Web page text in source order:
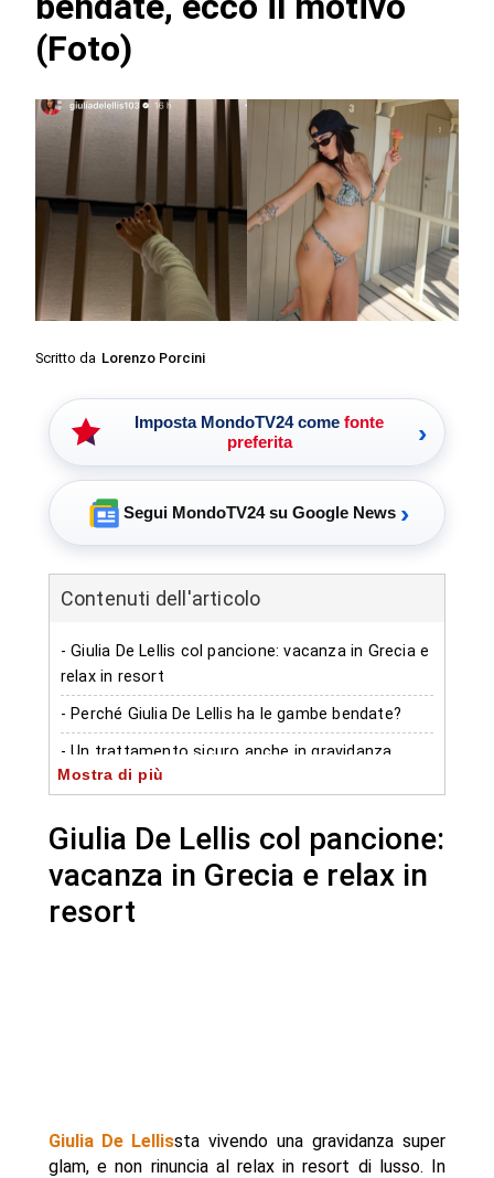
(Foto)
Scritto da Lorenzo Porcini
Imposta MondoTV24 come fonte
preferita
›
Segui MondoTV24 su Google News ›
Contenuti dell'articolo
- Giulia De Lellis col pancione: vacanza in Grecia e
relax in resort
- Perché Giulia De Lellis ha le gambe bendate?
- Un trattamento sicuro anche in gravidanza
- Le fan approvano (e prendono appunti)
- Autore
Mostra di più
Giulia De Lellis col pancione:
vacanza in Grecia e relax in
resort
Giulia De Lellissta vivendo una gravidanza super
glam, e non rinuncia al relax in resort di lusso. In